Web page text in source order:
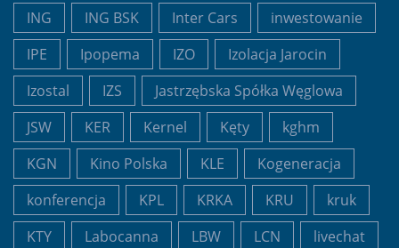
ING
ING BSK Inter Cars
inwestowanie
IPE
Ipopema IZO
Izolacja Jarocin
Izostal
IZS
Jastrzębska Spółka Węglowa
JSW
KER Kernel Kęty
kghm
KGN
Kino Polska KLE
Kogeneracja
konferencja
KPL KRKA KRU
kruk
KTY
Labocanna LBW LCN
livechat